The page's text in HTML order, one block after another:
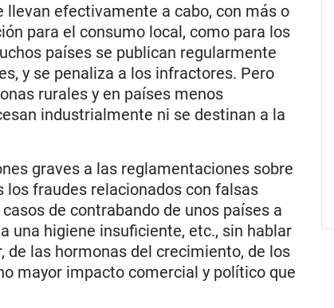
efectivamente a cabo, con más o
para el consumo local, como para los
países se publican regularmente
y se penaliza a los infractores. Pero
rurales y en países menos
industrialmente ni se destinan a la
graves a las reglamentaciones sobre
los fraudes relacionados con falsas
de contrabando de unos países a
una higiene insuficiente, etc., sin hablar
de las hormonas del crecimiento, de los
mayor impacto comercial y político que